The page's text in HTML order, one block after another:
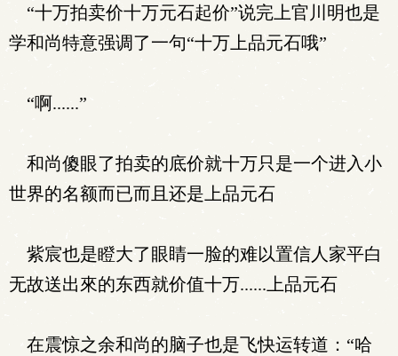
“十万拍卖价十万元石起价”说完上官川明也是
学和尚特意强调了一句“十万上品元石哦”
“啊......”
和尚傻眼了拍卖的底价就十万只是一个进入小
世界的名额而已而且还是上品元石
紫宸也是瞪大了眼睛一脸的难以置信人家平白
无故送出來的东西就价值十万......上品元石
在震惊之余和尚的脑子也是飞快运转道：“哈